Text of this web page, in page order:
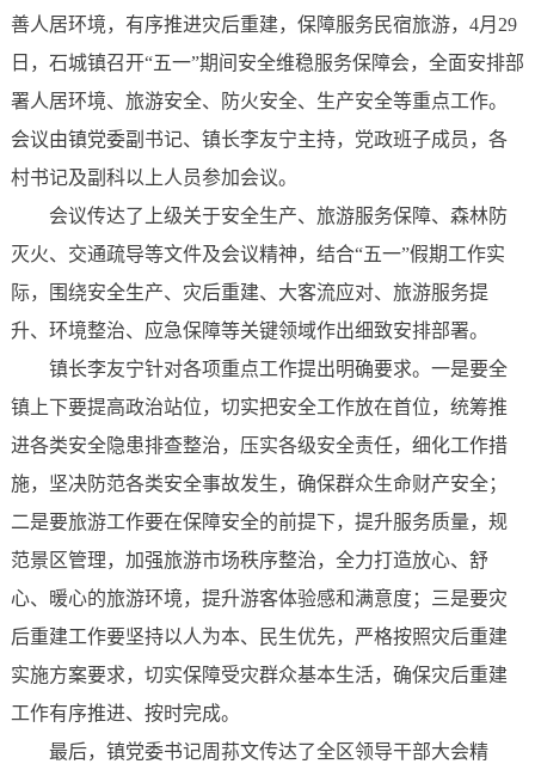
善人居环境，有序推进灾后重建，保障服务民宿旅游，4月29
日，石城镇召开“五一”期间安全维稳服务保障会，全面安排部
署人居环境、旅游安全、防火安全、生产安全等重点工作。
会议由镇党委副书记、镇长李友宁主持，党政班子成员，各
村书记及副科以上人员参加会议。
会议传达了上级关于安全生产、旅游服务保障、森林防
灭火、交通疏导等文件及会议精神，结合“五一”假期工作实
际，围绕安全生产、灾后重建、大客流应对、旅游服务提
升、环境整治、应急保障等关键领域作出细致安排部署。
镇长李友宁针对各项重点工作提出明确要求。一是要全
镇上下要提高政治站位，切实把安全工作放在首位，统筹推
进各类安全隐患排查整治，压实各级安全责任，细化工作措
施，坚决防范各类安全事故发生，确保群众生命财产安全；
二是要旅游工作要在保障安全的前提下，提升服务质量，规
范景区管理，加强旅游市场秩序整治，全力打造放心、舒
心、暖心的旅游环境，提升游客体验感和满意度；三是要灾
后重建工作要坚持以人为本、民生优先，严格按照灾后重建
实施方案要求，切实保障受灾群众基本生活，确保灾后重建
工作有序推进、按时完成。
最后，镇党委书记周荪文传达了全区领导干部大会精